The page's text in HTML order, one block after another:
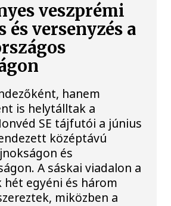
veszprémi
és versenyzés a
hanem
is helytálltak a
SE tájfutói a június
középtávú
és
A sáskai viadalon a
hét egyéni és három
miközben a